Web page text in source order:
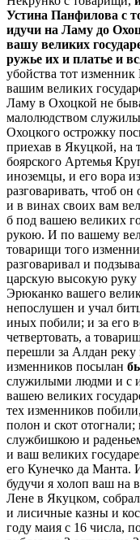
Устина Панфилова с
идучи на Ламу до
вашу великих
ружье их и платье и
убойства тот
вашим великих
Ламу в Охоцкой не
малолюдством
Охоцкого острожку
приехав в Якуцкой, на
боярского Артемья
иноземцы, и его вора
разговаривать, чтоб он
и в винах своих вам
б под вашею великих
рукою. И по вашему
товарищи того
разговаривал и
царскую высокую руку
Эрюканко вашего
непослушен и учал
иных побили; и за его
четвертовать, а
перешли за Алдан реку
изменников посылан
служилыми людми и с
вашею великих
тех изменников
полон и скот
службишкою и
и ваш великих
его Кунечко да Манта.
будучи я холоп ваш на
Лене в Якуцком,
и лисичные казны и
году маия с 16 числа,